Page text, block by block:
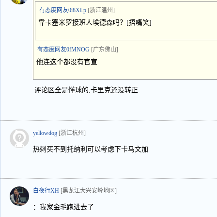
有态度网友0i8XLp [浙江温州]
靠卡塞米罗接班人埃德森吗？[捂嘴笑]
有态度网友0fMNOG [广东佛山]
他连这个都没有官宣
评论区全是懂球的,卡里克还没转正
yellowdog [浙江杭州]
热刺买不到托纳利可以考虑下卡马文加
白夜行XH [黑龙江大兴安岭地区]
：我家金毛跑进去了